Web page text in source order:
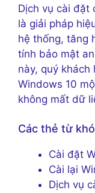
Dịch vụ cài đặt
là giải pháp
hệ thống, tăng
tính bảo mật
này, quý
Windows 10
không mất dữ
Các thẻ từ
Cài đặt
Cài lại
Dịch vụ